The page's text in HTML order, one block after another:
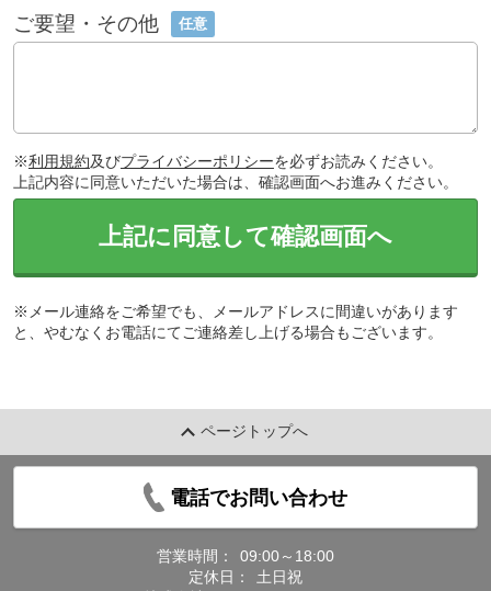
ご要望・その他 任意
※利用規約及びプライバシーポリシーを必ずお読みください。
上記内容に同意いただいた場合は、確認画面へお進みください。
上記に同意して確認画面へ
※メール連絡をご希望でも、メールアドレスに間違いがあります
と、やむなくお電話にてご連絡差し上げる場合もございます。
ページトップへ
電話でお問い合わせ
営業時間：
09:00～18:00
定休日：
土日祝